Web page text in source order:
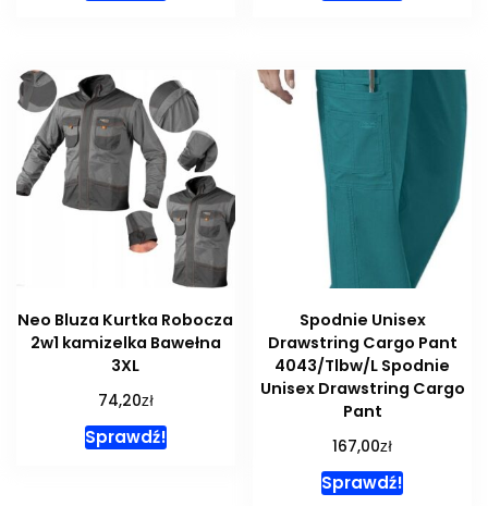
Neo Bluza Kurtka Robocza
2w1 kamizelka Bawełna
3XL
74,20zł
Sprawdź!
Spodnie Unisex
Drawstring Cargo Pant
4043/Tlbw/L Spodnie
Unisex Drawstring Cargo
Pant
167,00zł
Sprawdź!